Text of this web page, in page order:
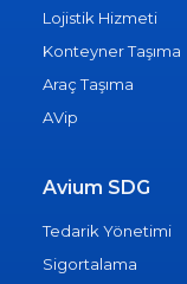
Lojistik Hizmeti
Konteyner Taşıma
Araç Taşıma
AVip
Avium SDG
Tedarik Yönetimi
Sigortalama